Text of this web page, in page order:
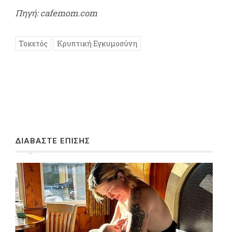
Πηγή: cafemom.com
Τοκετός Κρυπτική Εγκυμοσύνη
ΔΙΑΒΑΣΤΕ ΕΠΙΣΗΣ